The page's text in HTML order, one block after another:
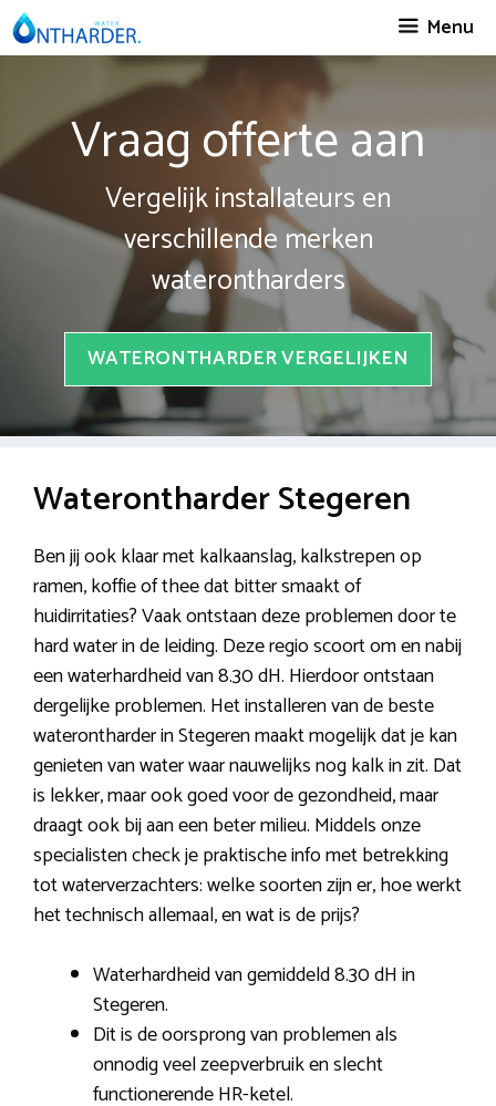
Spring
naar
Menu
Vraag offerte aan
Vergelijk installateurs en
verschillende merken
waterontharders
WATERONTHARDER VERGELIJKEN
Waterontharder Stegeren
Ben jij ook klaar met kalkaanslag, kalkstrepen op
ramen, koffie of thee dat bitter smaakt of
huidirritaties? Vaak ontstaan deze problemen door te
hard water in de leiding. Deze regio scoort om en nabij
een waterhardheid van 8.30 dH. Hierdoor ontstaan
dergelijke problemen. Het installeren van de beste
waterontharder in Stegeren maakt mogelijk dat je kan
genieten van water waar nauwelijks nog kalk in zit. Dat
is lekker, maar ook goed voor de gezondheid, maar
draagt ook bij aan een beter milieu. Middels onze
specialisten check je praktische info met betrekking
tot waterverzachters: welke soorten zijn er, hoe werkt
het technisch allemaal, en wat is de prijs?
Waterhardheid van gemiddeld 8.30 dH in
Stegeren.
Dit is de oorsprong van problemen als
onnodig veel zeepverbruik en slecht
functionerende HR-ketel.